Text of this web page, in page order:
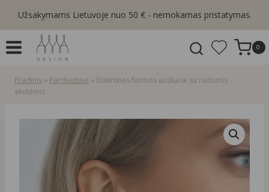
content
Užsakymams Lietuvoje nuo 50 € - nemokamas pristatymas.
0
Pradinis » Parduotuvė » Išskirtinės formos auskarai su rudomis
akutėmis